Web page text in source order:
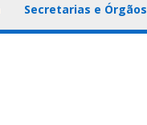
Secretarias e Órgãos